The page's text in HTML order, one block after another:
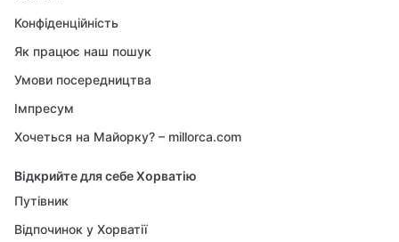
Конфіденційність
Як працює наш пошук
Умови посередництва
Імпресум
Хочеться на Майорку? – millorca.com
Відкрийте для себе Хорватію
Путівник
Відпочинок у Хорватії